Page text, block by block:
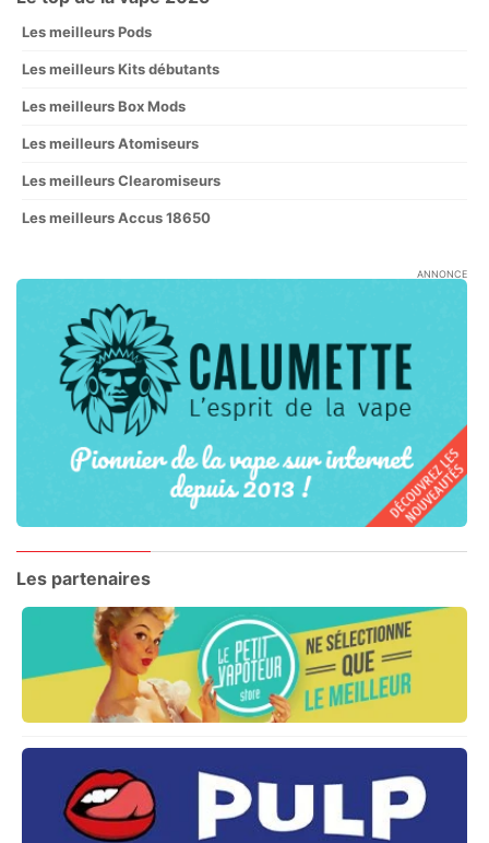
Les meilleurs Pods
Les meilleurs Kits débutants
Les meilleurs Box Mods
Les meilleurs Atomiseurs
Les meilleurs Clearomiseurs
Les meilleurs Accus 18650
ANNONCE
Les partenaires